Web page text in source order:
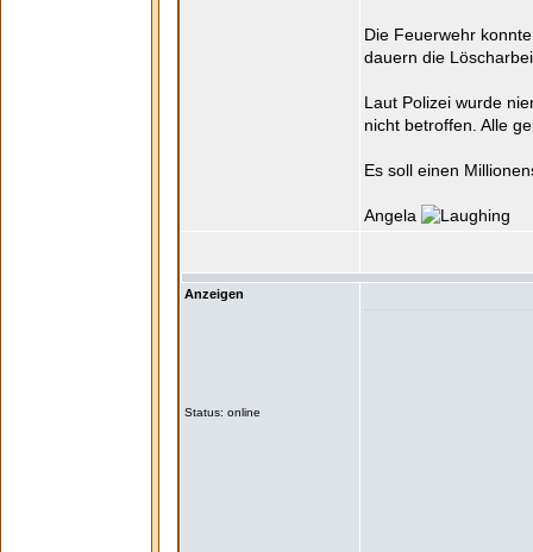
Die Feuerwehr
dauern die
Laut Polizei wurde
nicht betroffen. Alle
Es soll einen
Angela
Anzeigen
Status: online